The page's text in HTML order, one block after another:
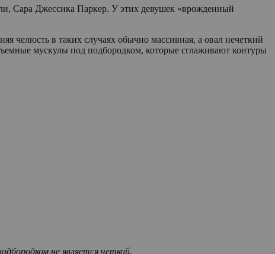
Сара Джессика Паркер. У этих девушек «врожденный
челюсть в таких случаях обычно массивная, а овал нечеткий
мускулы под подбородком, которые сглаживают контуры
не является четкой.